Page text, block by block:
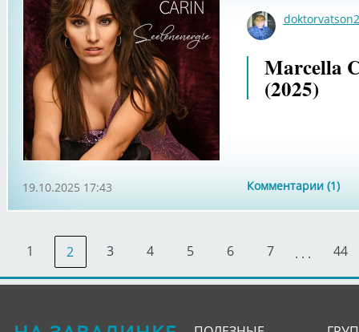
Marcella
(2025)
Комментарии (1)
19.10.2025 17:43
1 2 3 4 5 6 7 . . . 44